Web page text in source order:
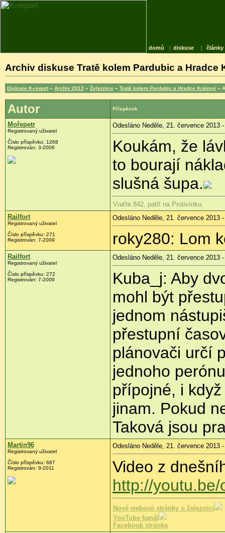
domů | diskuse | články
Archiv diskuse Tratě kolem Pardubic a Hradce
Diskuse K-report » Archiv 2013 » Železnice » Tratě kolem Pardubic a Hradce Králové »
Autor Příspěvek
Mořepetr
Registrovaný uživatel
Číslo příspěvku: 1268
Registrován: 3-2006
Odesláno Neděle, 21. července 2013
Koukám, že
to bourají
slušná šupa.
Vraťte 842, patří na Protivínku.
Railfort
Registrovaný uživatel
Číslo příspěvku: 271
Registrován: 7-2009
Odesláno Neděle, 21. července 2013
roky280: Lom
Railfort
Registrovaný uživatel
Číslo příspěvku: 272
Registrován: 7-2009
Odesláno Neděle, 21. července 2013
Kuba_j: Aby
mohl být
jednom
přestupní
plánovači určí
jednoho
přípojné, i
jinam. Pokud
Taková jsou
Martin96
Registrovaný uživatel
Číslo příspěvku: 687
Registrován: 9-2011
Odesláno Neděle, 21. července 2013
Video z
http://
Nové webové stránky o železnici
YouTube kanál
Facebook stránka